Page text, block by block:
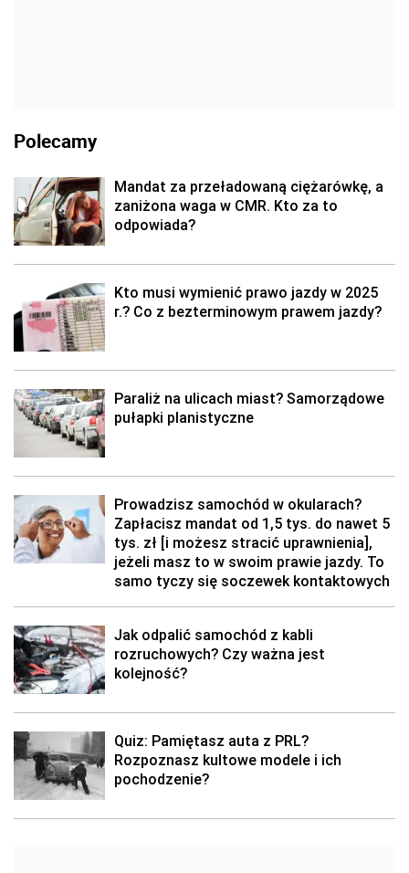
Polecamy
Mandat za przeładowaną ciężarówkę, a
zaniżona waga w CMR. Kto za to
odpowiada?
Kto musi wymienić prawo jazdy w 2025
r.? Co z bezterminowym prawem jazdy?
Paraliż na ulicach miast? Samorządowe
pułapki planistyczne
Prowadzisz samochód w okularach?
Zapłacisz mandat od 1,5 tys. do nawet 5
tys. zł [i możesz stracić uprawnienia],
jeżeli masz to w swoim prawie jazdy. To
samo tyczy się soczewek kontaktowych
Jak odpalić samochód z kabli
rozruchowych? Czy ważna jest
kolejność?
Quiz: Pamiętasz auta z PRL?
Rozpoznasz kultowe modele i ich
pochodzenie?